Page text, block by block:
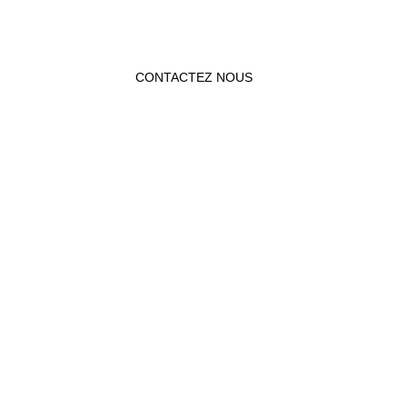
CONTACTEZ NOUS